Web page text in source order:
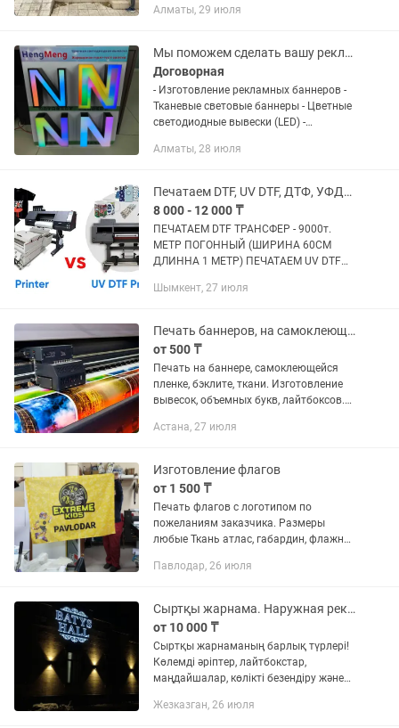
Алматы, 29 июля
Мы поможем сделать вашу рекламу современной и привлекающей клиентов !
Договорная
- Изготовление рекламных баннеров -
Тканевые световые баннеры - Цветные
светодиодные вывески (LED) -
Наклейки и брендинг для автомобилей
Алматы, 28 июля
Печатаем DTF, UV DTF, ДТФ, УФДТФ, Печать, PRINT, Термотранс, Наклейка
8 000 - 12 000 ₸
ПЕЧАТАЕМ DTF ТРАНСФЕР - 9000т.
МЕТР ПОГОННЫЙ (ШИРИНА 60СМ
ДЛИННА 1 МЕТР) ПЕЧАТАЕМ UV DTF
ПОГОННЫЙ (ШИРИНА 60СМ ДЛИННА
термонаклейки и...
Шымкент, 27 июля
Печать баннеров, на самоклеющейся пленке, бэклите, холсте.
от 500 ₸
Печать на баннере, самоклеющейся
пленке, бэклите, ткани. Изготовление
вывесок, объемных букв, лайтбоксов.
Астана, 27 июля
Изготовление флагов
от 1 500 ₸
Печать флагов с логотипом по
пожеланиям заказчика. Размеры
любые Ткань атлас, габардин, флажная
Павлодар, 26 июля
Сыртқы жарнама. Наружная реклама
от 10 000 ₸
Сыртқы жарнаманың барлық түрлері!
Көлемді әріптер, лайтбокстар,
маңдайшалар, көлікті безендіру және
тегін! Изготовление наружной
Жезказган, 26 июля